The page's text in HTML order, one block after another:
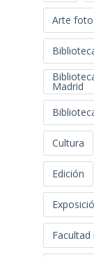
Arte
Madrid
Cultura
Edición